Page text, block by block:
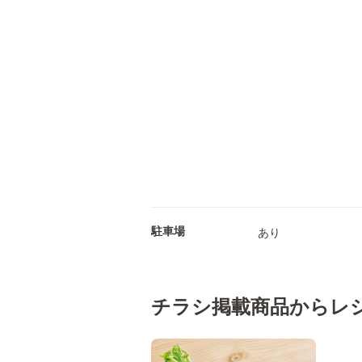
駐車場 あり
チラシ掲載商品からレ